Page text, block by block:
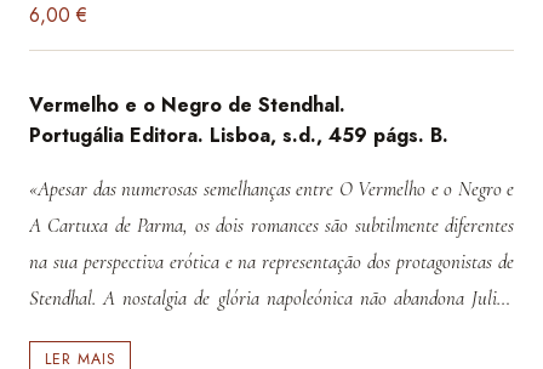
6,00€
Vermelho e o Negro de Stendhal.
Portugália Editora. Lisboa, s.d., 459 págs. B.
«Apesar das numerosas semelhanças entre O Vermelho e o Negro e
A Cartuxa de Parma, os dois romances são subtilmente diferentes
na sua perspectiva erótica e na representação dos protagonistas de
Stendhal. A nostalgia de glória napoleónica não abandona Julien
LER MAIS